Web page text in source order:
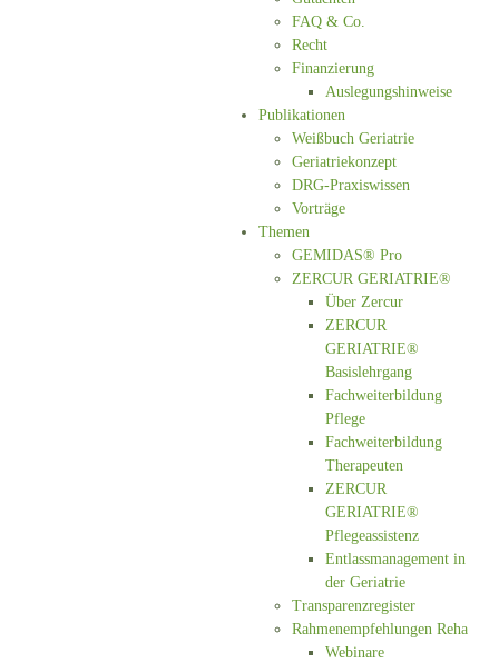
FAQ & Co.
Recht
Finanzierung
Auslegungshinweise
Publikationen
Weißbuch Geriatrie
Geriatriekonzept
DRG-Praxiswissen
Vorträge
Themen
GEMIDAS® Pro
ZERCUR GERIATRIE®
Über Zercur
ZERCUR
GERIATRIE®
Basislehrgang
Fachweiterbildung
Pflege
Fachweiterbildung
Therapeuten
ZERCUR
GERIATRIE®
Pflegeassistenz
Entlassmanagement in
der Geriatrie
Transparenzregister
Rahmenempfehlungen Reha
Webinare